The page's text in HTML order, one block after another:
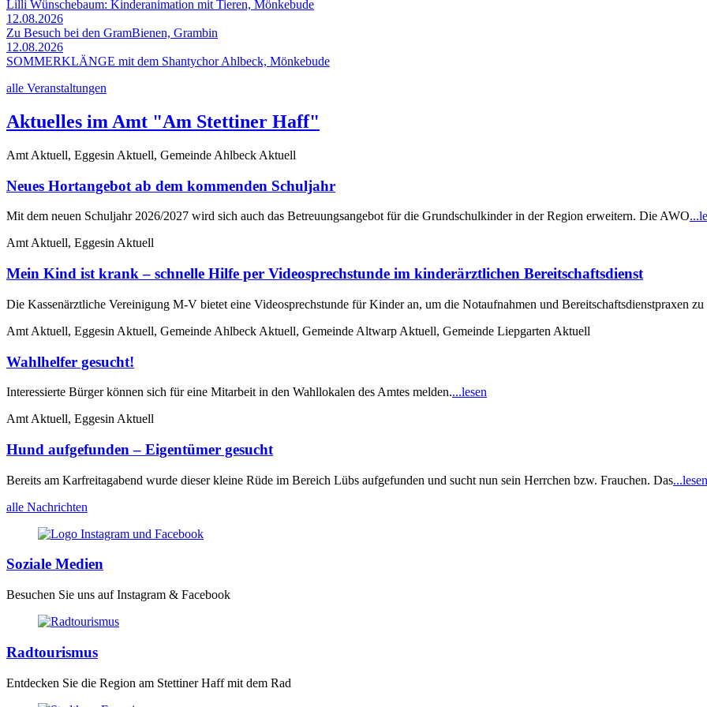
Lilli Wünschebaum: Kinderanimation mit Tieren, Mönkebude
12.08.2026
Zu Besuch bei den GramBienen, Grambin
12.08.2026
SOMMERKLÄNGE mit dem Shantychor Ahlbeck, Mönkebude
alle Veranstaltungen
Aktuelles im Amt "Am Stettiner Haff"
Amt Aktuell, Eggesin Aktuell, Gemeinde Ahlbeck Aktuell
Neues Hortangebot ab dem kommenden Schuljahr
Mit dem neuen Schuljahr 2026/2027 wird sich auch das Betreuungsangebot für die Grundschulkinder in der Region erweitern. Die AWO
Amt Aktuell, Eggesin Aktuell
Mein Kind ist krank – schnelle Hilfe per Videosprechstunde im kinderärztlichen Bereitschaftsdienst
Die Kassenärztliche Vereinigung M-V bietet eine Videosprechstunde für Kinder an, um die Notaufnahmen und Bereitschaftsdienstpraxen zu
Amt Aktuell, Eggesin Aktuell, Gemeinde Ahlbeck Aktuell, Gemeinde Altwarp Aktuell, Gemeinde Liepgarten Aktuell
Wahlhelfer gesucht!
Interessierte Bürger können sich für eine Mitarbeit in den Wahllokalen des Amtes melden....lesen
Amt Aktuell, Eggesin Aktuell
Hund aufgefunden – Eigentümer gesucht
Bereits am Karfreitagabend wurde dieser kleine Rüde im Bereich Lübs aufgefunden und sucht nun sein Herrchen bzw. Frauchen. Das...lesen
alle Nachrichten
Soziale Medien
Besuchen Sie uns auf Instagram & Facebook
Radtourismus
Entdecken Sie die Region am Stettiner Haff mit dem Rad